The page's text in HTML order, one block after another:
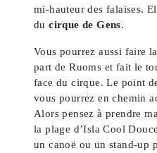
mi-hauteur des falaises.
ducirque de Gens.
Vous pourrez aussi faire
part de Ruoms et fait le
face du cirque. Le point
vous pourrez en chemin
Alors pensez à prendre
la plage d’Isla Cool
un canoë ou un stand-up